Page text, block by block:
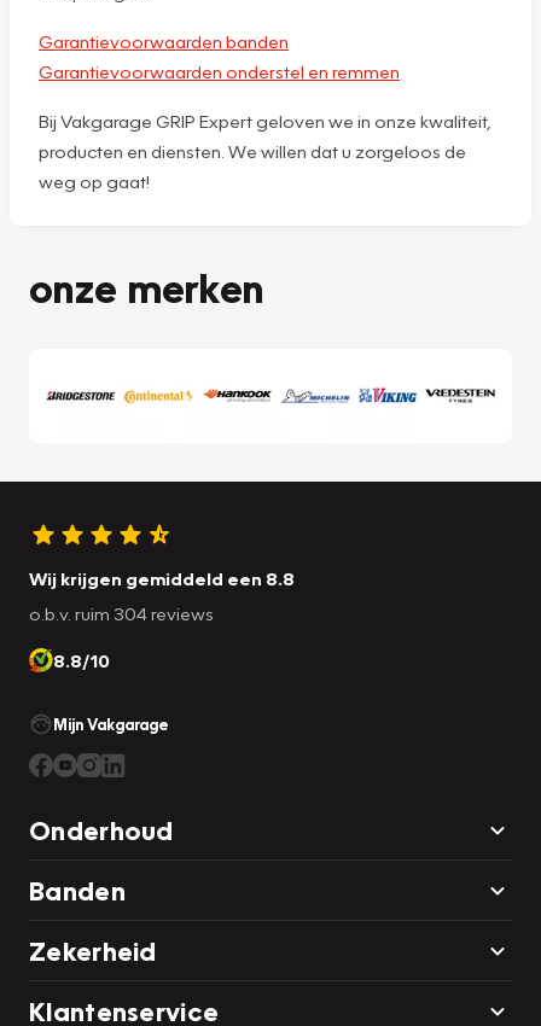
Garantievoorwaarden banden
Garantievoorwaarden onderstel en remmen
Bij Vakgarage GRIP Expert geloven we in onze kwaliteit,
producten en diensten. We willen dat u zorgeloos de
weg op gaat!
onze merken
Wij krijgen gemiddeld een 8.8
o.b.v. ruim 304 reviews
8.8/10
Mijn Vakgarage
Onderhoud
Banden
Zekerheid
Klantenservice